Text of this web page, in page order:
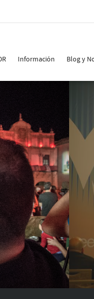
Información Blog y